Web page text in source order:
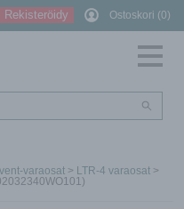
Rekisteröidy Ostoskori (0)
varaosat > LTR-4 varaosat >